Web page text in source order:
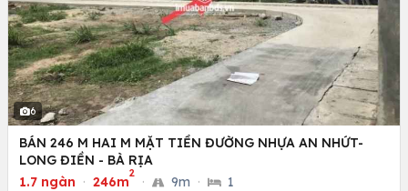
6
BÁN 246 M HAI M MẶT TIỀN ĐƯỜNG NHỰA AN NHỨT-
LONG ĐIỀN - BÀ RỊA
1.7 ngàn · 246m
2
· 9m · 1